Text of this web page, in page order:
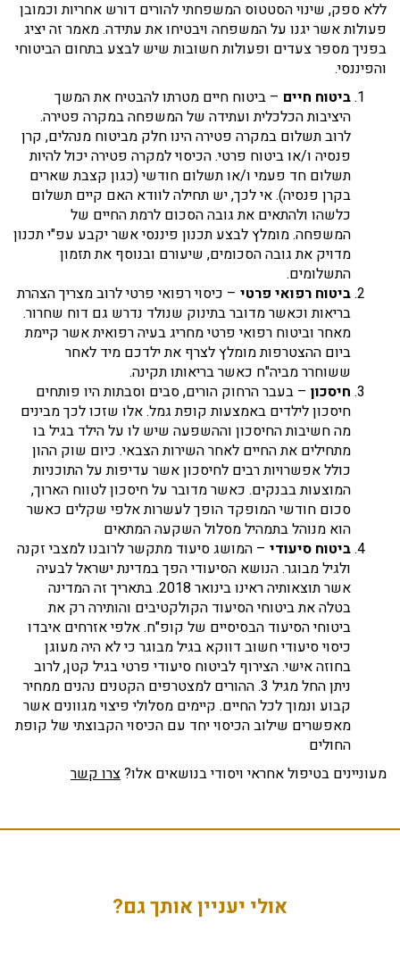
ללא ספק, שינוי הסטטוס המשפחתי להורים דורש אחריות וכמובן
פעולות אשר יגנו על המשפחה ויבטיחו את עתידה. מאמר זה יציג
בפניך מספר צעדים ופעולות חשובות שיש לבצע בתחום הביטוחי
והפיננסי.
ביטוח חיים – ביטוח חיים מטרתו להבטיח את המשך
היציבות הכלכלית ועתידה של המשפחה במקרה פטירה.
לרוב תשלום במקרה פטירה הינו חלק מביטוח מנהלים, קרן
פנסיה ו/או ביטוח פרטי. הכיסוי למקרה פטירה יכול להיות
תשלום חד פעמי ו/או תשלום חודשי (כגון קצבת שארים
בקרן פנסיה). אי לכך, יש תחילה לוודא האם קיים תשלום
כלשהו ולהתאים את גובה הסכום לרמת החיים של
המשפחה. מומלץ לבצע תכנון פיננסי אשר יקבע עפ"י תכנון
מדויק את גובה הסכומים, שיעורם ובנוסף את תזמון
התשלומים.
ביטוח רפואי פרטי – כיסוי רפואי פרטי לרוב מצריך הצהרת
בריאות וכאשר מדובר בתינוק שנולד נדרש גם דוח שחרור.
מאחר וביטוח רפואי פרטי מחריג בעיה רפואית אשר קיימת
ביום ההצטרפות מומלץ לצרף את ילדכם מיד לאחר
ששוחרר מביה"ח כאשר בריאותו תקינה.
חיסכון – בעבר הרחוק הורים, סבים וסבתות היו פותחים
חיסכון לילדים באמצעות קופת גמל. אלו שזכו לכך מבינים
מה חשיבות החיסכון וההשפעה שיש לו על הילד בגיל בו
מתחילים את החיים לאחר השירות הצבאי. כיום שוק ההון
כולל אפשרויות רבים לחיסכון אשר עדיפות על התוכניות
המוצעות בבנקים. כאשר מדובר על חיסכון לטווח הארוך,
סכום חודשי המופקד הופך לעשרות אלפי שקלים כאשר
הוא מנוהל בתמהיל מסלול השקעה המתאים
ביטוח סיעודי – המושג סיעוד מתקשר לרובנו למצבי זקנה
ולגיל מבוגר. הנושא הסיעודי הפך במדינת ישראל לבעיה
אשר תוצאותיה ראינו בינואר 2018. בתאריך זה המדינה
בטלה את ביטוחי הסיעוד הקולקטיבים והותירה רק את
ביטוחי הסיעוד הבסיסיים של קופ"ח. אלפי אזרחים איבדו
כיסוי סיעודי חשוב דווקא בגיל מבוגר כי לא היה מעוגן
בחוזה אישי. הצירוף לביטוח סיעודי פרטי בגיל קטן, לרוב
ניתן החל מגיל 3. ההורים למצטרפים הקטנים נהנים ממחיר
קבוע ונמוך לכל החיים. קיימים מסלולי פיצוי מגוונים אשר
מאפשרים שילוב הכיסוי יחד עם הכיסוי הקבוצתי של קופת
החולים
מעוניינים בטיפול אחראי ויסודי בנושאים אלו?צרו קשר
אולי יעניין אותך גם?